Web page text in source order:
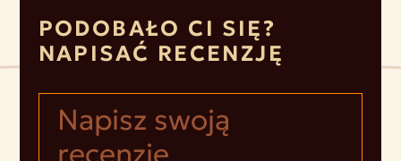
PODOBAŁO CI SIĘ?
NAPISAĆ RECENZJĘ